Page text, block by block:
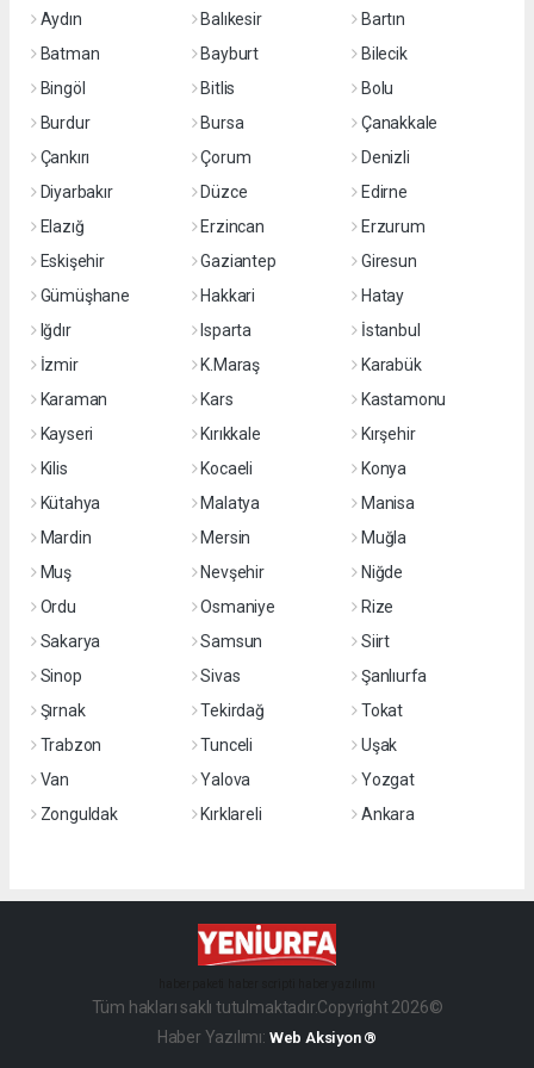
Aydın
Balıkesir
Bartın
Batman
Bayburt
Bilecik
Bingöl
Bitlis
Bolu
Burdur
Bursa
Çanakkale
Çankırı
Çorum
Denizli
Diyarbakır
Düzce
Edirne
Elazığ
Erzincan
Erzurum
Eskişehir
Gaziantep
Giresun
Gümüşhane
Hakkari
Hatay
Iğdır
Isparta
İstanbul
İzmir
K.Maraş
Karabük
Karaman
Kars
Kastamonu
Kayseri
Kırıkkale
Kırşehir
Kilis
Kocaeli
Konya
Kütahya
Malatya
Manisa
Mardin
Mersin
Muğla
Muş
Nevşehir
Niğde
Ordu
Osmaniye
Rize
Sakarya
Samsun
Siirt
Sinop
Sivas
Şanlıurfa
Şırnak
Tekirdağ
Tokat
Trabzon
Tunceli
Uşak
Van
Yalova
Yozgat
Zonguldak
Kırklareli Ankara
Tüm hakları saklı tutulmaktadır.Copyright 2026©
Haber Yazılımı: Web Aksiyon ®